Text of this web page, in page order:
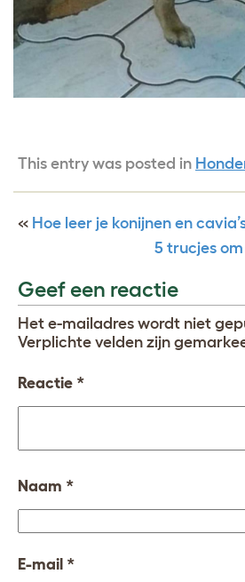
This entry was posted in
« Hoe leer je konijnen en
5 trucjes
Geef een reactie
Het e-mailadres wordt niet
Verplichte velden zijn
Reactie *
Naam *
E-mail *